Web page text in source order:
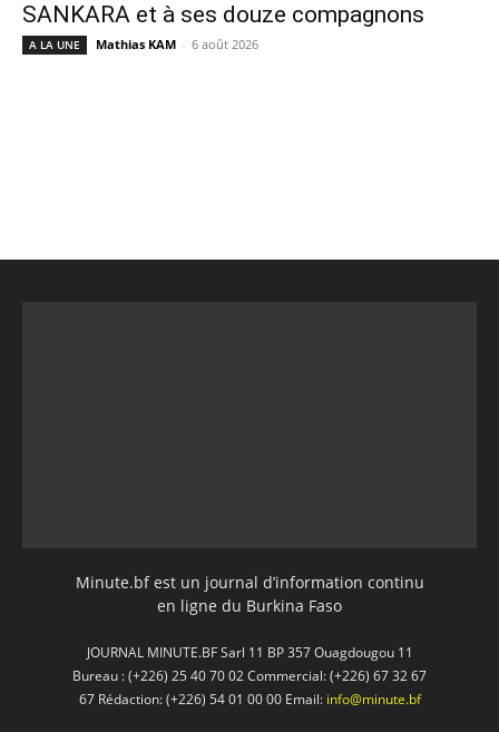
SANKARA et à ses douze compagnons
A LA UNE Mathias KAM - 6 août 2026
Minute.bf est un journal d’information continu
en ligne du Burkina Faso
JOURNAL MINUTE.BF Sarl 11 BP 357 Ouagdougou 11
Bureau : (+226) 25 40 70 02 Commercial: (+226) 67 32 67
67 Rédaction: (+226) 54 01 00 00 Email: info@minute.bf